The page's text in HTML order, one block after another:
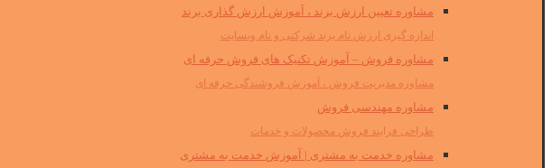
مشاوره تعیین ارزش برند ، آموزش ارزش گذاری برند
اندازه گیری ارزش نام برند شرکتی و نام وبسایت
مشاوره فروش – آموزش تکنیک های فروش حرفه ای
مشاوره مدیریت فروش ، آموزش فروشندگی حرفه ای
مشاوره مهندسی فروش
طراحی فرایند فروش محصولات و خدمات
مشاوره خدمت به مشتری | آموزش خدمت به مشتری